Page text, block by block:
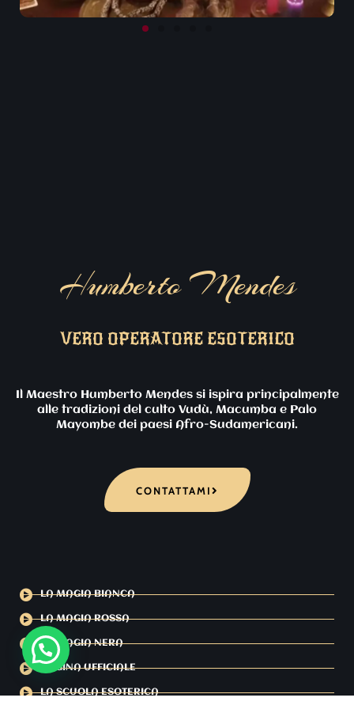
Humberto Mendes
VERO OPERATORE ESOTERICO
Il Maestro Humberto Mendes si ispira principalmente
alle tradizioni del culto Vudù, Macumba e Palo
Mayombe dei paesi Afro-Sudamericani.
CONTATTAMI
LA MAGIA BIANCA
LA MAGIA ROSSA
LA MAGIA NERA
PAGINA UFFICIALE
LA SCUOLA ESOTERICA